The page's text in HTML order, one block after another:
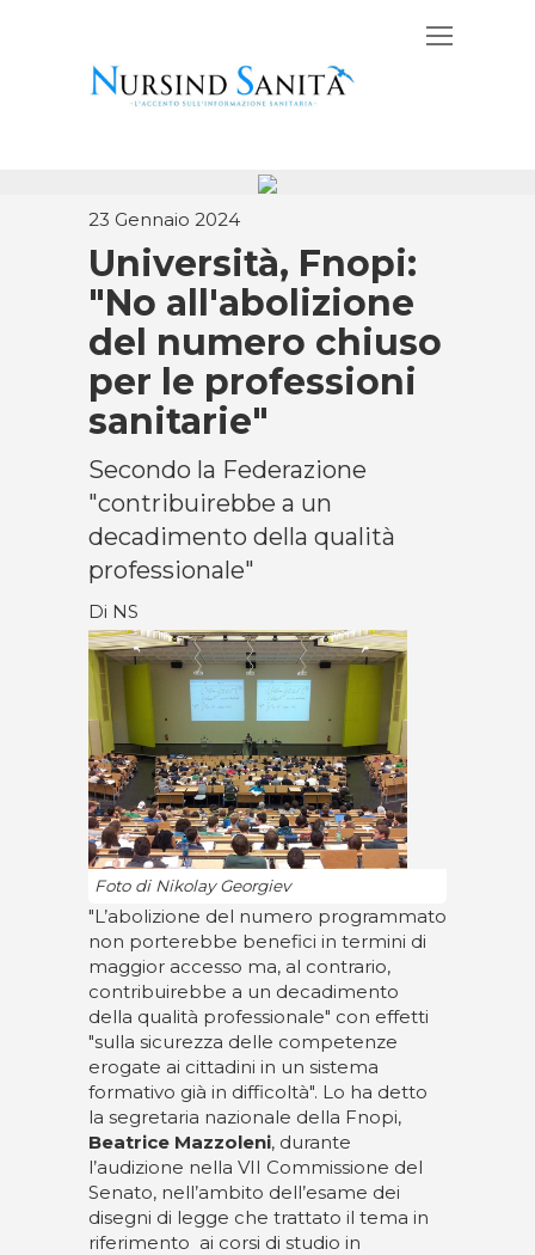
23 Gennaio 2024
Università, Fnopi:
"No all'abolizione
del numero chiuso
per le professioni
sanitarie"
Secondo la Federazione
"contribuirebbe a un
decadimento della qualità
professionale"
Di NS
Foto di Nikolay Georgiev
"L’abolizione del numero programmato
non porterebbe benefici in termini di
maggior accesso ma, al contrario,
contribuirebbe a un decadimento
della qualità professionale" con effetti
"sulla sicurezza delle competenze
erogate ai cittadini in un sistema
formativo già in difficoltà". Lo ha detto
la segretaria nazionale della Fnopi,
Beatrice Mazzoleni, durante
l’audizione nella VII Commissione del
Senato, nell’ambito dell’esame dei
disegni di legge che trattato il tema in
riferimento ai corsi di studio in